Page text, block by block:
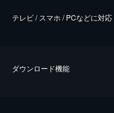
テレビ / スマホ / PCなどに対応
ダウンロード機能